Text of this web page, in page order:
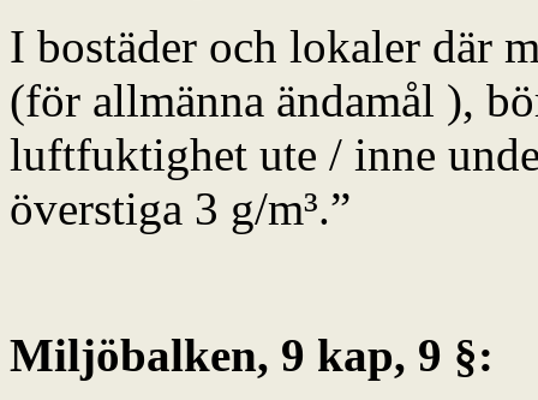
I bostäder och lokaler där
(för allmänna ändamål ),
luftfuktighet ute / inne
överstiga 3 g/m³.”
Miljöbalken, 9 kap, 9 §: